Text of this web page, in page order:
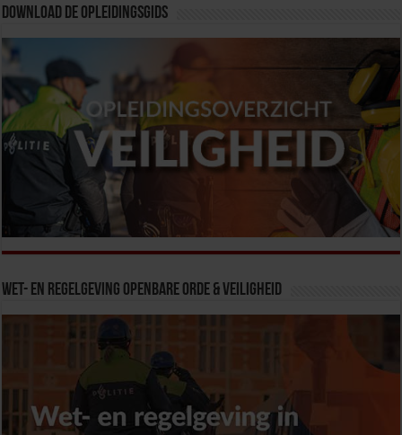
Download de opleidingsgids
Wet- en Regelgeving Openbare Orde & Veiligheid